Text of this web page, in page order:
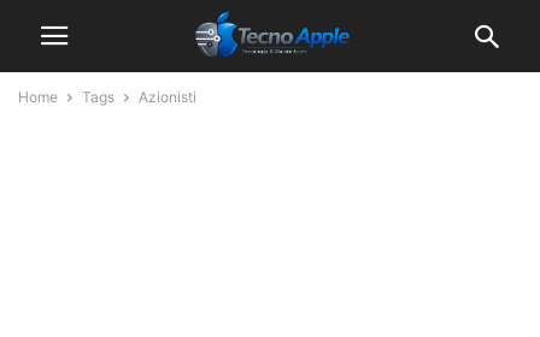
Home Tags Azionisti